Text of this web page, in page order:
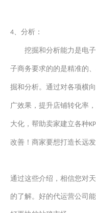
4、分析：
挖掘和分析能力 是电
子商务要求的的是精准的
掘和分析。通过对各项横
广效果，提升店铺转化率
大化，帮助卖家建立各种
改善！商家要想打造长远
通过这些介绍，相信您对
的了解。好的代运营公司